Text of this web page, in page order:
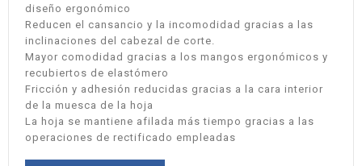
diseño ergonómico
Reducen el cansancio y la incomodidad gracias a las
inclinaciones del cabezal de corte.
Mayor comodidad gracias a los mangos ergonómicos y
recubiertos de elastómero
Fricción y adhesión reducidas gracias a la cara interior
de la muesca de la hoja
La hoja se mantiene afilada más tiempo gracias a las
operaciones de rectificado empleadas